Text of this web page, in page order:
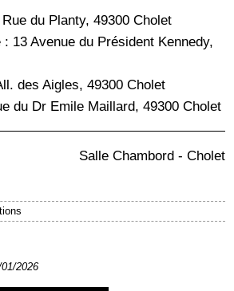
du Planty, 49300 Cholet
13 Avenue du Président Kennedy,
des Aigles, 49300 Cholet
du Dr Emile Maillard, 49300 Cholet
Salle Chambord - Cholet
2026